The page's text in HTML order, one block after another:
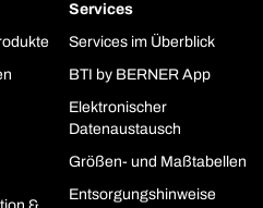
Services
Services im Überblick
BTI by BERNER App
Elektronischer
Datenaustausch
Größen- und Maßtabellen
Entsorgungshinweise